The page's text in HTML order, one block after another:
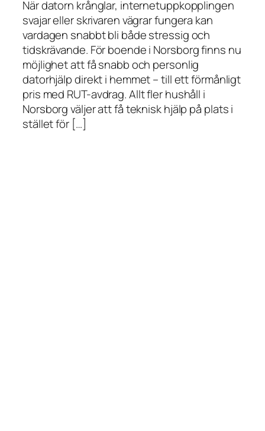
När datorn krånglar, internetuppkopplingen
svajar eller skrivaren vägrar fungera kan
vardagen snabbt bli både stressig och
tidskrävande. För boende i Norsborg finns nu
möjlighet att få snabb och personlig
datorhjälp direkt i hemmet – till ett förmånligt
pris med RUT-avdrag. Allt fler hushåll i
Norsborg väljer att få teknisk hjälp på plats i
stället för […]